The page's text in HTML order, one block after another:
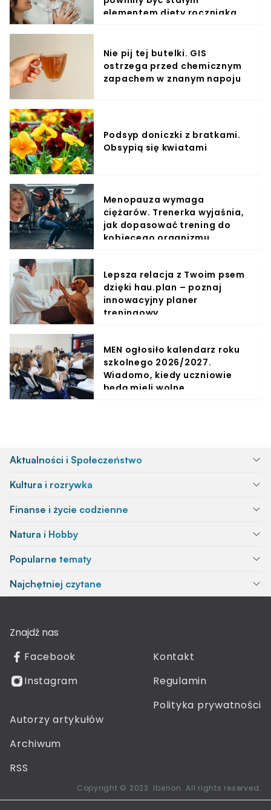
elementem diety roczniaka
Nie pij tej butelki. GIS
ostrzega przed chemicznym
zapachem w znanym napoju
Podsyp doniczki z bratkami.
Obsypią się kwiatami
Menopauza wymaga
ciężarów. Trenerka wyjaśnia,
jak dopasować trening do
kobiecego organizmu
Lepsza relacja z Twoim psem
dzięki hau.plan – poznaj
innowacyjny planer
treningowy
MEN ogłosiło kalendarz roku
szkolnego 2026/2027.
Wiadomo, kiedy uczniowie
będą mieli wolne
Aktualności i Społeczeństwo
Kultura i rozrywka
Finanse i życie codzienne
Natura i Hobby
Popularne tematy
Najchętniej czytane
Znajdź nas
Facebook
Instagram
Kontakt
Regulamin
Polityka prywatności
Autorzy artykułów
Archiwum
RSS
Copyright © 2023. Iberion. All rights reserved.